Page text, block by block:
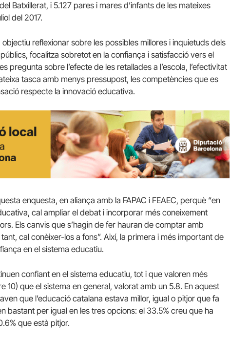
Batxillerat, i 5.127 pares i mares d’infants de les mateixes
del 2017.
reflexionar sobre les possibles millores i inquietuds dels
focalitza sobretot en la confiança i satisfacció vers el
pregunta sobre l’efecte de les retallades a l’escola, l’efectivitat
tasca amb menys pressupost, les competències que es
respecte la innovació educativa.
enquesta, en aliança amb la FAPAC i FEAEC, perquè “en
cal ampliar el debat i incorporar més coneixement
Els canvis que s’hagin de fer hauran de comptar amb
cal conèixer-los a fons”. Així, la primera i més important de
en el sistema educatiu.
confiant en el sistema educatiu, tot i que valoren més
10) que el sistema en general, valorat amb un 5.8. En aquest
que l’educació catalana estava millor, igual o pitjor que fa
bastant per igual en les tres opcions: el 33.5% creu que ha
que està pitjor.